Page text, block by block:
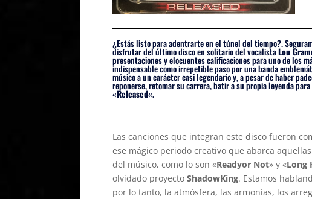
¿Estás listo para adentrarte en el túnel del tiempo?.
disfrutar del último disco en solitario del vocalistaLou
presentaciones y elocuentes calificaciones para uno de los
indispensable como irrepetible paso por una banda
músico a un carácter casi legendario y, a pesar de haber
reponerse, retomar su carrera, batir a su propia leyenda
«Released«.
Las canciones que integran este disco fueron
ese mágico periodo creativo que abarca
del músico, como lo son «Readyor Not» y «Long
olvidado proyecto ShadowKing. Estamos
por lo tanto, la atmósfera, las armonías, los